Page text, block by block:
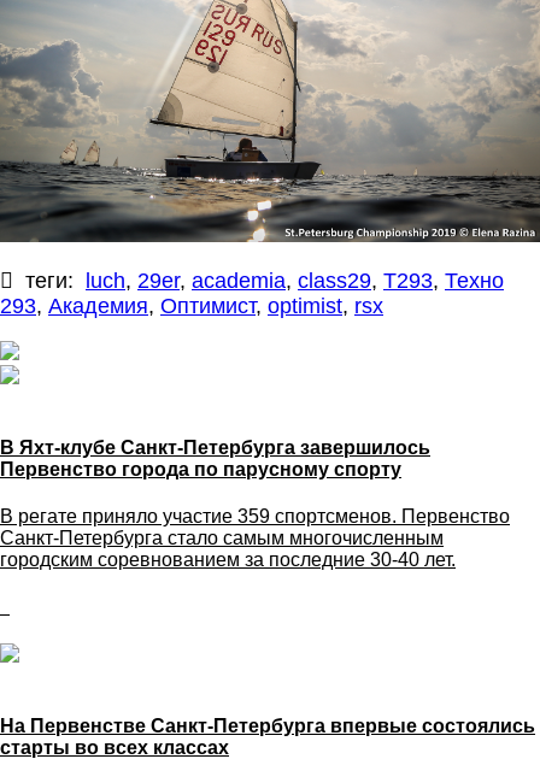
теги: luch, 29er, academia, class29, T293, Техно
293, Академия, Оптимист, optimist, rsx
В Яхт-клубе Санкт-Петербурга завершилось
Первенство города по парусному спорту
В регате приняло участие 359 спортсменов. Первенство
Санкт-Петербурга стало самым многочисленным
городским соревнованием за последние 30-40 лет.
На Первенстве Санкт-Петербурга впервые состоялись
старты во всех классах